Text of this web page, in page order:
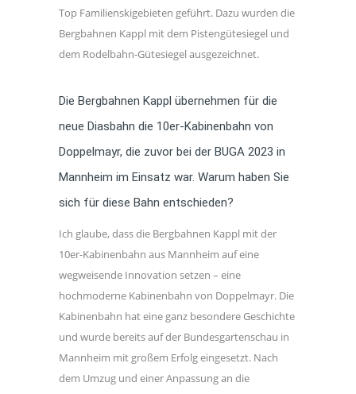
Top Familienskigebieten geführt. Dazu wurden die
Bergbahnen Kappl mit dem Pistengütesiegel und
dem Rodelbahn-Gütesiegel ausgezeichnet.
Die Bergbahnen Kappl übernehmen für die
neue Diasbahn die 10er-Kabinenbahn von
Doppelmayr, die zuvor bei der BUGA 2023 in
Mannheim im Einsatz war. Warum haben Sie
sich für diese Bahn entschieden?
Ich glaube, dass die Bergbahnen Kappl mit der
10er-Kabinenbahn aus Mannheim auf eine
wegweisende Innovation setzen – eine
hochmoderne Kabinenbahn von Doppelmayr. Die
Kabinenbahn hat eine ganz besondere Geschichte
und wurde bereits auf der Bundesgartenschau in
Mannheim mit großem Erfolg eingesetzt. Nach
dem Umzug und einer Anpassung an die